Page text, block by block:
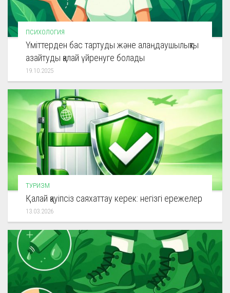
ПСИХОЛОГИЯ
Үміттерден бас тартуды және алаңдаушылықты
азайтуды қалай үйренуге болады
19.10.2025
ТУРИЗМ
Қалай қауіпсіз саяхаттау керек: негізгі ережелер
13.03.2026